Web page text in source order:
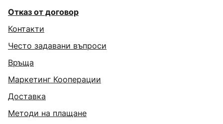
Отказ от договор
Контакти
Често задавани въпроси
Връща
Маркетинг Кооперации
Доставка
Методи на плащане